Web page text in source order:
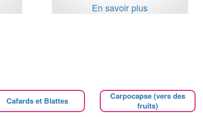
En savoir plus
Cafards et Blattes
Carpocapse (vers des
fruits)